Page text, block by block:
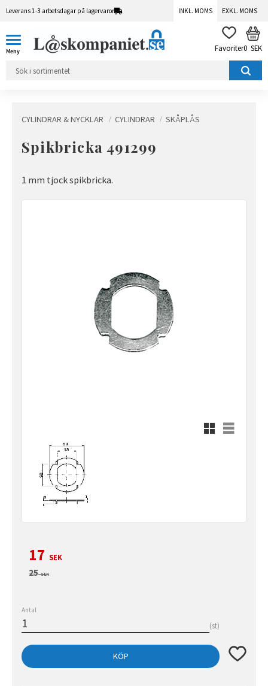
Leverans 1-3 arbetsdagar på lagervaror INKL. MOMS EXKL. MOMS
FAVORITER
0 SEK
CYLINDRAR & NYCKLAR CYLINDRAR SKÅPLÅS
Spikbricka 491299
1 mm tjock spikbricka.
Rutnätsvy
Listvy
Nedsatt pris:
17 SEK
Ordinarie pris:
25SEK
Antal
st
KÖP Lägg till